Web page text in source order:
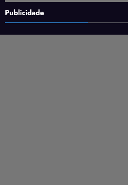
Publicidade